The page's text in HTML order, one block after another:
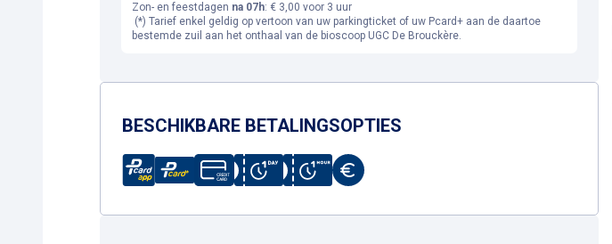
Zon- en feestdagen na 07h: € 3,00 voor 3 uur
(*) Tarief enkel geldig op vertoon van uw parkingticket of uw Pcard+ aan de daartoe
bestemde zuil aan het onthaal van de bioscoop UGC De Brouckère.
BESCHIKBARE BETALINGSOPTIES